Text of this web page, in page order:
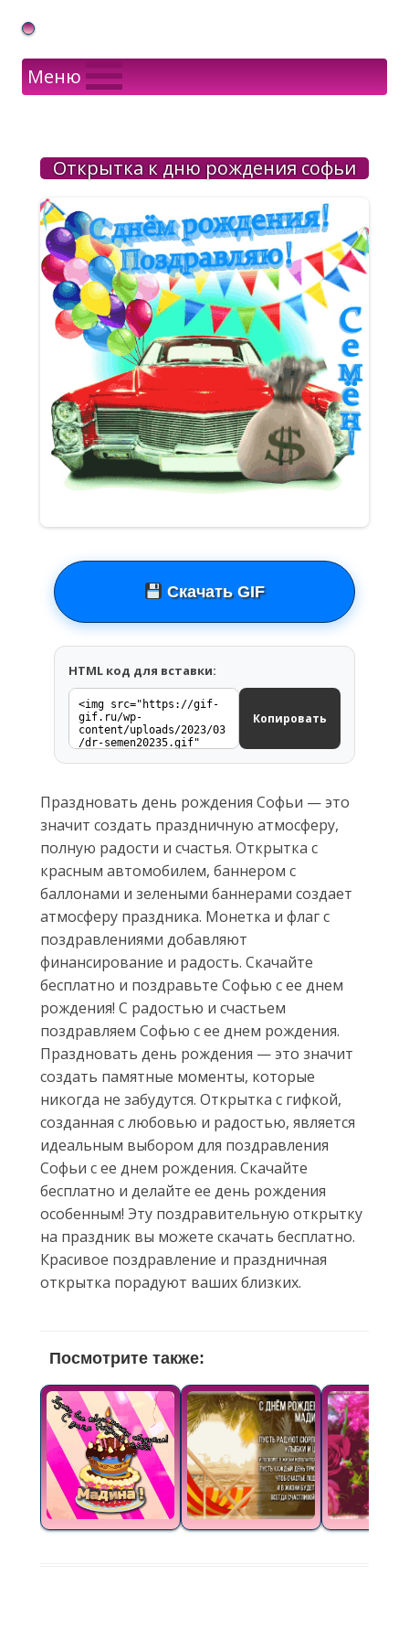
Gif Открытки в подарок
Меню
Открытка к дню рождения софьи
Скачать GIF
HTML код для вставки:
Копировать
Праздновать день рождения Софьи — это
значит создать праздничную атмосферу,
полную радости и счастья. Открытка с
красным автомобилем, баннером с
баллонами и зелеными баннерами создает
атмосферу праздника. Монетка и флаг с
поздравлениями добавляют
финансирование и радость. Скачайте
бесплатно и поздравьте Софью с ее днем
рождения! С радостью и счастьем
поздравляем Софью с ее днем рождения.
Праздновать день рождения — это значит
создать памятные моменты, которые
никогда не забудутся. Открытка с гифкой,
созданная с любовью и радостью, является
идеальным выбором для поздравления
Софьи с ее днем рождения. Скачайте
бесплатно и делайте ее день рождения
особенным! Эту поздравительную открытку
на праздник вы можете скачать бесплатно.
Красивое поздравление и праздничная
открытка порадуют ваших близких.
Посмотрите также: